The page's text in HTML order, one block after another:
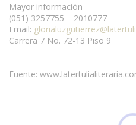
Mayor información
(051) 3257755 – 2010777
Email:
Carrera 7 No. 72-13 Piso 9
Fuente: